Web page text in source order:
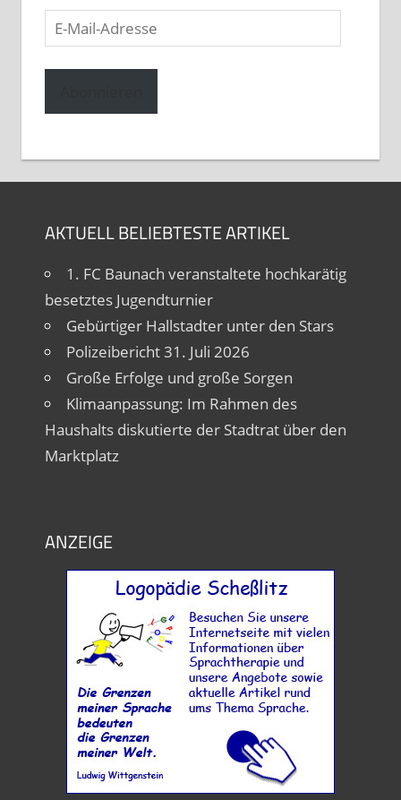
E-
Mail-
Adresse
AKTUELL BELIEBTESTE ARTIKEL
1. FC Baunach veranstaltete hochkarätig
besetztes Jugendturnier
Gebürtiger Hallstadter unter den Stars
Polizeibericht 31. Juli 2026
Große Erfolge und große Sorgen
Klimaanpassung: Im Rahmen des
Haushalts diskutierte der Stadtrat über den
Marktplatz
ANZEIGE